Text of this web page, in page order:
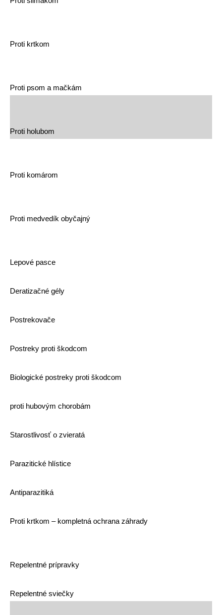
Proti krtkom
Proti psom a mačkám
Proti holubom
Proti komárom
Proti medvedík obyčajný
Lepové pasce
Deratizačné gély
Postrekovače
Postreky proti škodcom
Biologické postreky proti škodcom
proti hubovým chorobám
Starostlivosť o zvieratá
Parazitické hlístice
Antiparazitiká
Proti krtkom – kompletná ochrana záhrady
Repelentné prípravky
Repelentné sviečky